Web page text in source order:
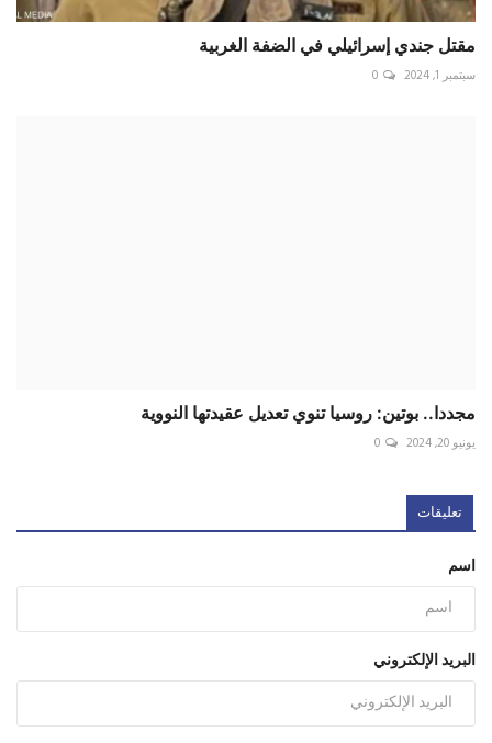
مقتل جندي إسرائيلي في الضفة الغربية
سبتمبر 1, 2024 0
مجددا.. بوتين: روسيا تنوي تعديل عقيدتها النووية
يونيو 20, 2024 0
تعليقات
اسم
البريد الإلكتروني